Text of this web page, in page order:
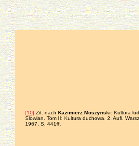
[10] Zit. nach Kazimierz Moszynski: Kultura
Slowian. Tom II: Kultura duchowa. 2. Aufl.
1967, S. 441ff.